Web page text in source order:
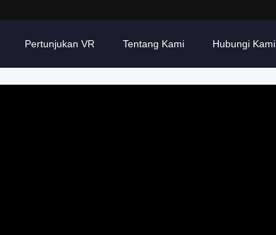
Pertunjukan VR Tentang Kami Hubungi Kami